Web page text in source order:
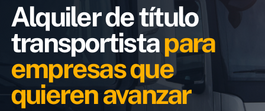
Noticias
Contacto
Alquiler de título
transportistapara
empresas que
quieren avanzar